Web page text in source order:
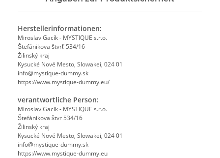
Herstellerinformationen:
Miroslav Gacík - MYSTIQUE s.r.o.
Štefánikova štvrť 534/16
Žilinský kraj
Kysucké Nové Mesto, Slowakei, 024 01
info@mystique-dummy.sk
https://www.mystique-dummy.eu/
verantwortliche Person:
Miroslav Gacík - MYSTIQUE s.r.o.
Štefánikova štvr 534/16
Žilinský kraj
Kysucké Nové Mesto, Slowakei, 024 01
info@mystique-dummy.sk
https://www.mystique-dummy.eu